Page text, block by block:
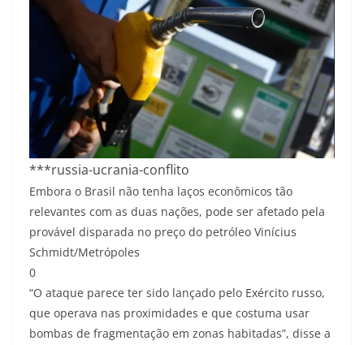
***russia-ucrania-conflito
Embora o Brasil não tenha laços econômicos tão
relevantes com as duas nações, pode ser afetado pela
provável disparada no preço do petróleo Vinícius
Schmidt/Metrópoles
0
“O ataque parece ter sido lançado pelo Exército russo,
que operava nas proximidades e que costuma usar
bombas de fragmentação em zonas habitadas”, disse a